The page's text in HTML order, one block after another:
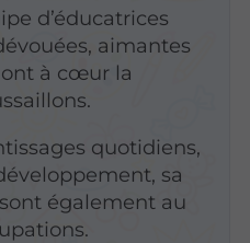
d’éducatrices
aimantes
à cœur la
quotidiens,
sa
également au